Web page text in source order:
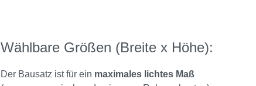
Wählbare Größen (Breite x Höhe):
Der Bausatz ist für ein maximales lichtes Maß